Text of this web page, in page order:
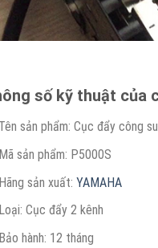
số kỹ thuật của
sản phẩm: Cục đẩy công
sản phẩm: P5000S
sản xuất:YAMAHA
Cục đẩy 2 kênh
hành: 12 tháng